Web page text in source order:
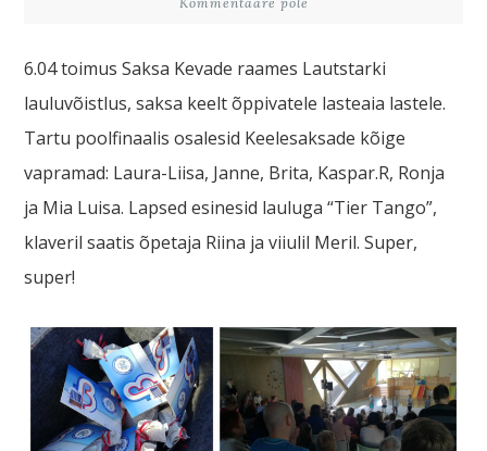
6.04 toimus Saksa Kevade raames Lautstarki
lauluvõistlus, saksa keelt õppivatele lasteaia lastele.
Tartu poolfinaalis osalesid Keelesaksade kõige
vapramad: Laura-Liisa, Janne, Brita, Kaspar.R, Ronja
ja Mia Luisa. Lapsed esinesid lauluga “Tier Tango”,
klaveril saatis õpetaja Riina ja viiulil Meril. Super,
super!